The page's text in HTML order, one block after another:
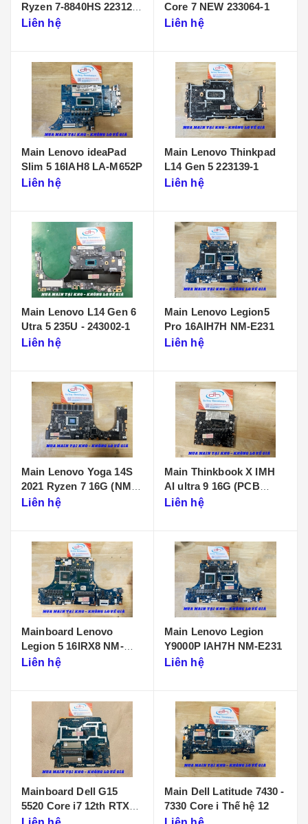
Ryzen 7-8840HS 223125-
1Liên hệ
Core 7 NEW 233064-1
Liên hệ
Main Lenovo ideaPad
Slim 5 16IAH8 LA-M652P
Liên hệ
Main Lenovo Thinkpad
L14 Gen 5 223139-1
Liên hệ
Main Lenovo L14 Gen 6
Utra 5 235U - 243002-1
Liên hệ
Main Lenovo Legion5
Pro 16AIH7H NM-E231
Liên hệ
Main Lenovo Yoga 14S
2021 Ryzen 7 16G (NM-
D431)
Liên hệ
Main Thinkbook X IMH
AI ultra 9 16G (PCB
KB340 NMF641)
Liên hệ
Mainboard Lenovo
Legion 5 16IRX8 NM-
F901
Liên hệ
Main Lenovo Legion
Y9000P IAH7H NM-E231
Liên hệ
Mainboard Dell G15
5520 Core i7 12th RTX
3050 LA-655P
Main Dell Latitude 7430 -
7330 Core i Thế hệ 12